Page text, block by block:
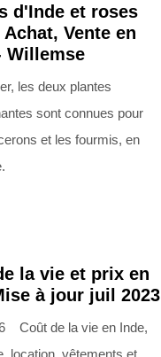
d'Inde et roses
Vente en
Willemse
les deux plantes
sont connues pour
et les fourmis, en
la vie et prix en
à jour juil 2023
Coût de la vie en Inde,
location, vêtements et